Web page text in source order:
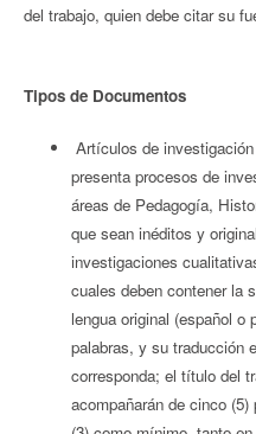
del trabajo, quien debe citar su
Tipos de Documentos
Artículos de
presenta procesos de
áreas de Pedagogía,
que sean inéditos y
investigaciones
cuales deben contener la
lengua original (español o
palabras, y su traducción
corresponda; el título del
acompañarán de cinco